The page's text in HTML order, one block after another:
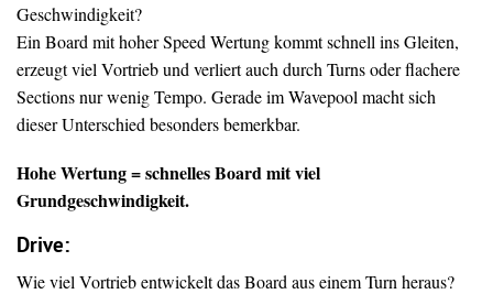
Geschwindigkeit?
Ein Board mit hoher Speed Wertung kommt schnell ins Gleiten,
erzeugt viel Vortrieb und verliert auch durch Turns oder flachere
Sections nur wenig Tempo. Gerade im Wavepool macht sich
dieser Unterschied besonders bemerkbar.
Hohe Wertung = schnelles Board mit viel
Grundgeschwindigkeit.
Drive:
Wie viel Vortrieb entwickelt das Board aus einem Turn heraus?